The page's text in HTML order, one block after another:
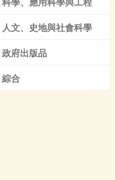
科學、應用科學與工程
人文、史地與社會科學
政府出版品
綜合